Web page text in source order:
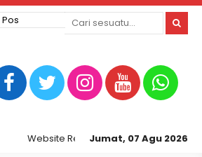
Jumat, 07 Agu 2026
Website Resmi Kepolisian Resor Tegal Kota